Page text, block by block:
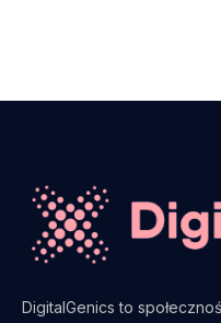
DigitalGenics to